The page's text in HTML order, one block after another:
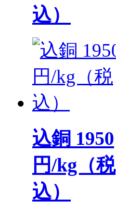
込）
込銅 1950
円/kg（税
込）